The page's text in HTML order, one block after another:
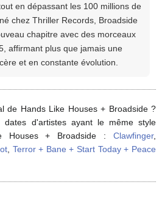
en dépassant les 100 millions de
chez Thriller Records, Broadside
chapitre avec des morceaux
affirmant plus que jamais une
et en constante évolution.
de Hands Like Houses + Broadside ?
dates d'artistes ayant le même style
Houses + Broadside : Clawfinger,
, Terror + Bane + Start Today + Peace